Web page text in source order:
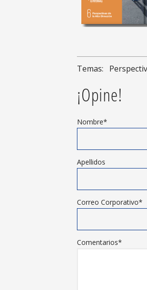
Temas:
¡Opine!
Nombre*
Apellidos
Correo Corporativo*
Comentarios*